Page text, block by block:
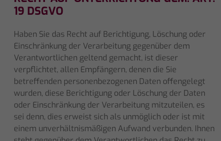
19 DSGVO
Haben Sie das Recht auf Berichtigung, Löschung oder
Einschränkung der Verarbeitung gegenüber dem
Verantwortlichen geltend gemacht, ist dieser
verpflichtet, allen Empfängern, denen die Sie
betreffenden personenbezogenen Daten offengelegt
wurden, diese Berichtigung oder Löschung der Daten
oder Einschränkung der Verarbeitung mitzuteilen, es
sei denn, dies erweist sich als unmöglich oder ist mit
einem unverhältnismäßigen Aufwand verbunden. Ihnen